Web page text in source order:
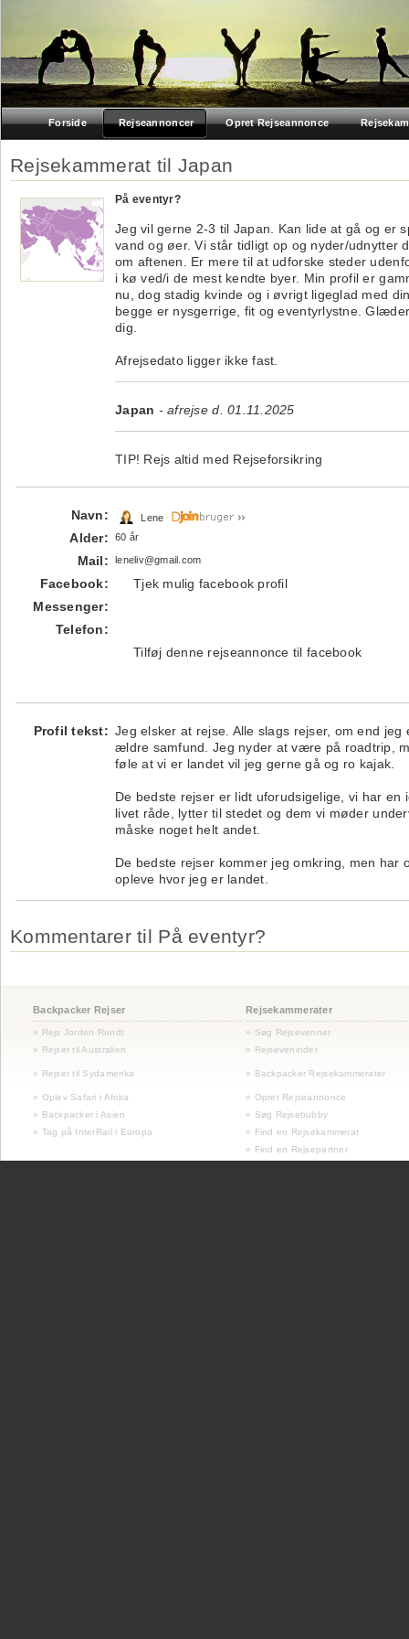
Forside Rejseannoncer Opret Rejseannonce
Rejsekammerat til Japan
På eventyr?
Jeg vil gerne 2-3 til Japan. Kan lide at gå og er
vand og øer. Vi står tidligt op og nyder/udnytter
om aftenen. Er mere til at udforske steder
i kø ved/i de mest kendte byer. Min profil er
nu, dog stadig kvinde og i øvrigt ligeglad med
begge er nysgerrige, fit og eventyrlystne.
dig.
Afrejsedato ligger ikke fast.
Japan - afrejse d. 01.11.2025
TIP! Rejs altid med Rejseforsikring
Navn: Lene
Alder: 60 år
Mail: leneliv@gmail.com
Facebook:
Tjek mulig facebook profil
Messenger:
Telefon:
Tilføj denne rejseannonce til facebook
Profil tekst: Jeg elsker at rejse. Alle slags rejser, om end jeg
ældre samfund. Jeg nyder at være på roadtrip,
føle at vi er landet vil jeg gerne gå og ro kajak.
De bedste rejser er lidt uforudsigelige, vi har en
livet råde, lytter til stedet og dem vi møder
måske noget helt andet.
De bedste rejser kommer jeg omkring, men har
opleve hvor jeg er landet.
Kommentarer til På eventyr?
Backpacker Rejser Rejsekammerater
» Rejs Jorden Rundt
» Søg Rejsevenner
» Rejser til Australien
» Rejseveninder
» Rejser til Sydamerika » Backpacker Rejsekammerater
» Oplev Safari i Afrika
» Opret Rejseannonce
» Backpacker i Asien
» Søg Rejsebubby
» Tag på InterRail i Europa
» Find en Rejsekammerat
» Find en Rejsepartner